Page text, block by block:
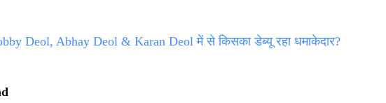
Deol, Abhay Deol & Karan Deol में से किसका डेब्यू रहा धमाकेदार?